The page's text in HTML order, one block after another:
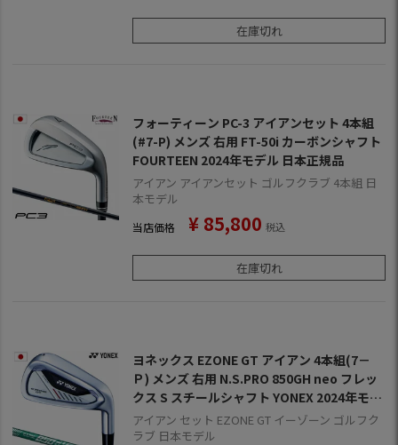
在庫切れ
フォーティーン PC-3 アイアンセット 4本組
(#7-P) メンズ 右用 FT-50i カーボンシャフト
FOURTEEN 2024年モデル 日本正規品
アイアン アイアンセット ゴルフクラブ 4本組 日
本モデル
当店価格 ¥ 85,800 税込
在庫切れ
ヨネックス EZONE GT アイアン 4本組(7－
Ｐ) メンズ 右用 N.S.PRO 850GH neo フレッ
クス S スチールシャフト YONEX 2024年モデ
ル 日本正規品
アイアン セット EZONE GT イーゾーン ゴルフク
ラブ 日本モデル